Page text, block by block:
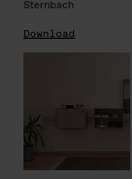
Sternbach
Download